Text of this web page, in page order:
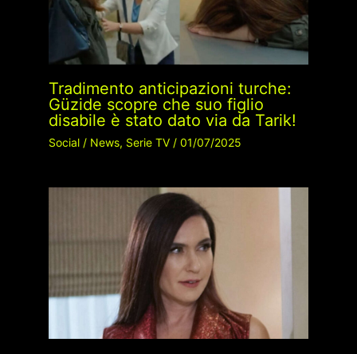
Tradimento anticipazioni turche:
Güzide scopre che suo figlio
disabile è stato dato via da Tarik!
Social/ News, Serie TV/ 01/07/2025